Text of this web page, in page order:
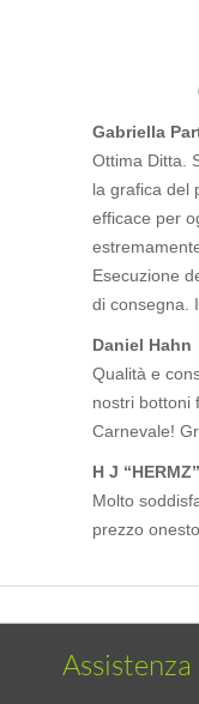
Gabriella
Ottima Ditta.
la grafica del
efficace per
Esecuzione
di consegna.
Daniel Hahn
Qualità e
nostri bottoni
Carnevale!
H J “HERMZ”
Molto
prezzo